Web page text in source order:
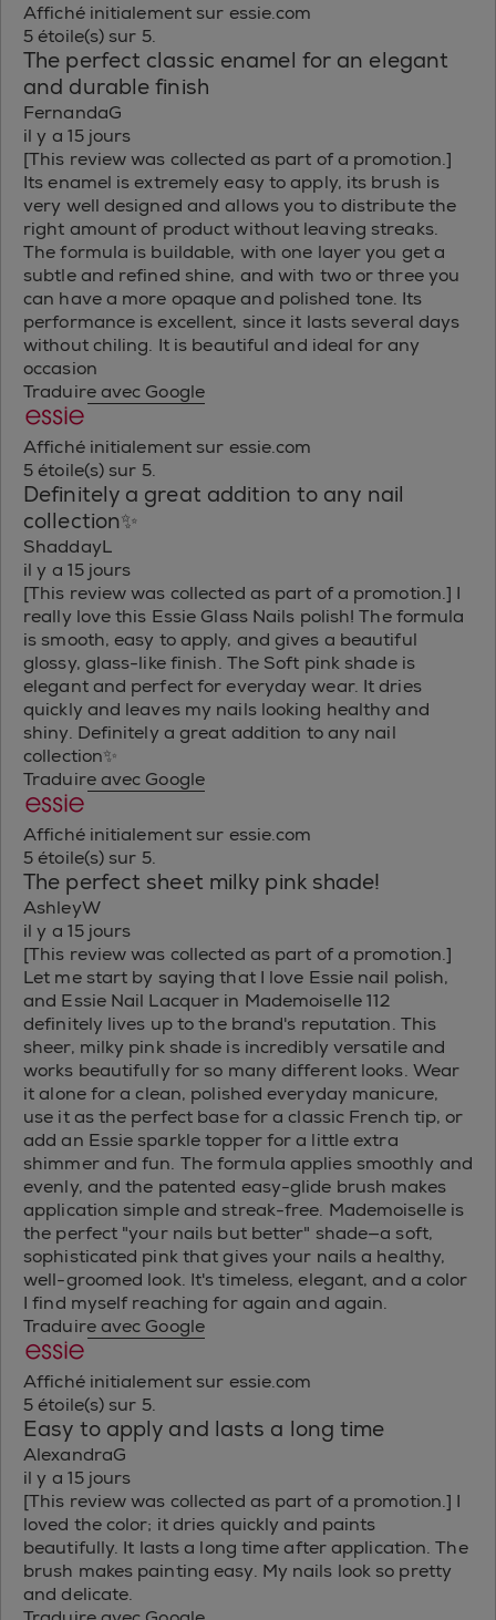
Affiché initialement sur essie.com
5 étoile(s) sur 5.
The perfect classic enamel for an elegant
and durable finish
FernandaG
il y a 15 jours
[This review was collected as part of a promotion.]
Its enamel is extremely easy to apply, its brush is
very well designed and allows you to distribute the
right amount of product without leaving streaks.
The formula is buildable, with one layer you get a
subtle and refined shine, and with two or three you
can have a more opaque and polished tone. Its
performance is excellent, since it lasts several days
without chiling. It is beautiful and ideal for any
occasion
Traduire avec Google
Affiché initialement sur essie.com
5 étoile(s) sur 5.
Definitely a great addition to any nail
collection✨
ShaddayL
il y a 15 jours
[This review was collected as part of a promotion.] I
really love this Essie Glass Nails polish! The formula
is smooth, easy to apply, and gives a beautiful
glossy, glass-like finish. The Soft pink shade is
elegant and perfect for everyday wear. It dries
quickly and leaves my nails looking healthy and
shiny. Definitely a great addition to any nail
collection✨
Traduire avec Google
Affiché initialement sur essie.com
5 étoile(s) sur 5.
The perfect sheet milky pink shade!
AshleyW
il y a 15 jours
[This review was collected as part of a promotion.]
Let me start by saying that I love Essie nail polish,
and Essie Nail Lacquer in Mademoiselle 112
definitely lives up to the brand's reputation. This
sheer, milky pink shade is incredibly versatile and
works beautifully for so many different looks. Wear
it alone for a clean, polished everyday manicure,
use it as the perfect base for a classic French tip, or
add an Essie sparkle topper for a little extra
shimmer and fun. The formula applies smoothly and
evenly, and the patented easy-glide brush makes
application simple and streak-free. Mademoiselle is
the perfect "your nails but better" shade—a soft,
sophisticated pink that gives your nails a healthy,
well-groomed look. It's timeless, elegant, and a color
I find myself reaching for again and again.
Traduire avec Google
Affiché initialement sur essie.com
5 étoile(s) sur 5.
Easy to apply and lasts a long time
AlexandraG
il y a 15 jours
[This review was collected as part of a promotion.] I
loved the color; it dries quickly and paints
beautifully. It lasts a long time after application. The
brush makes painting easy. My nails look so pretty
and delicate.